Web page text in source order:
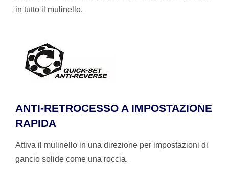
in tutto il mulinello.
ANTI-RETROCESSO A IMPOSTAZIONE
RAPIDA
Attiva il mulinello in una direzione per impostazioni di
gancio solide come una roccia.